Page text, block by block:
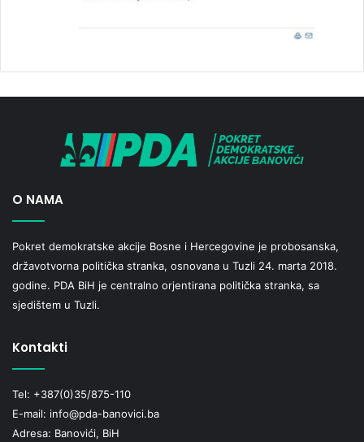
O NAMA
Pokret demokratske akcije Bosne i Hercegovine je probosanska,
državotvorna politička stranka, osnovana u Tuzli 24. marta 2018.
godine. PDA BiH je centralno orjentirana politička stranka, sa
sjedištem u Tuzli.
Kontakti
Tel: +387(0)35/875-110
E-mail: info@pda-banovici.ba
Adresa: Banovići, BiH